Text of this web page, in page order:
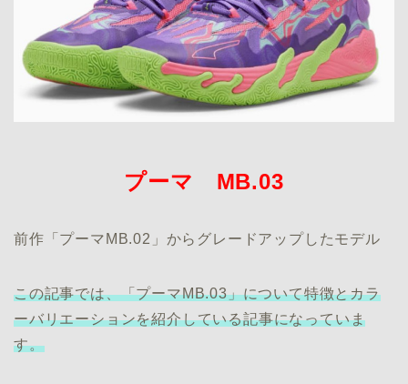
プーマ MB.03
前作「プーマMB.02」からグレードアップしたモデル
この記事では、「プーマMB.03」について特徴とカラ
ーバリエーションを紹介している記事になっていま
す。